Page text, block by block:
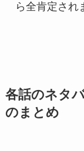
ら全肯定され
各話のネタ
のまとめ